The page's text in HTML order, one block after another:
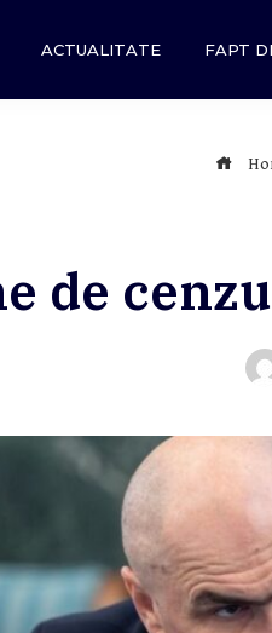
ACTUALITATE FAPT
de